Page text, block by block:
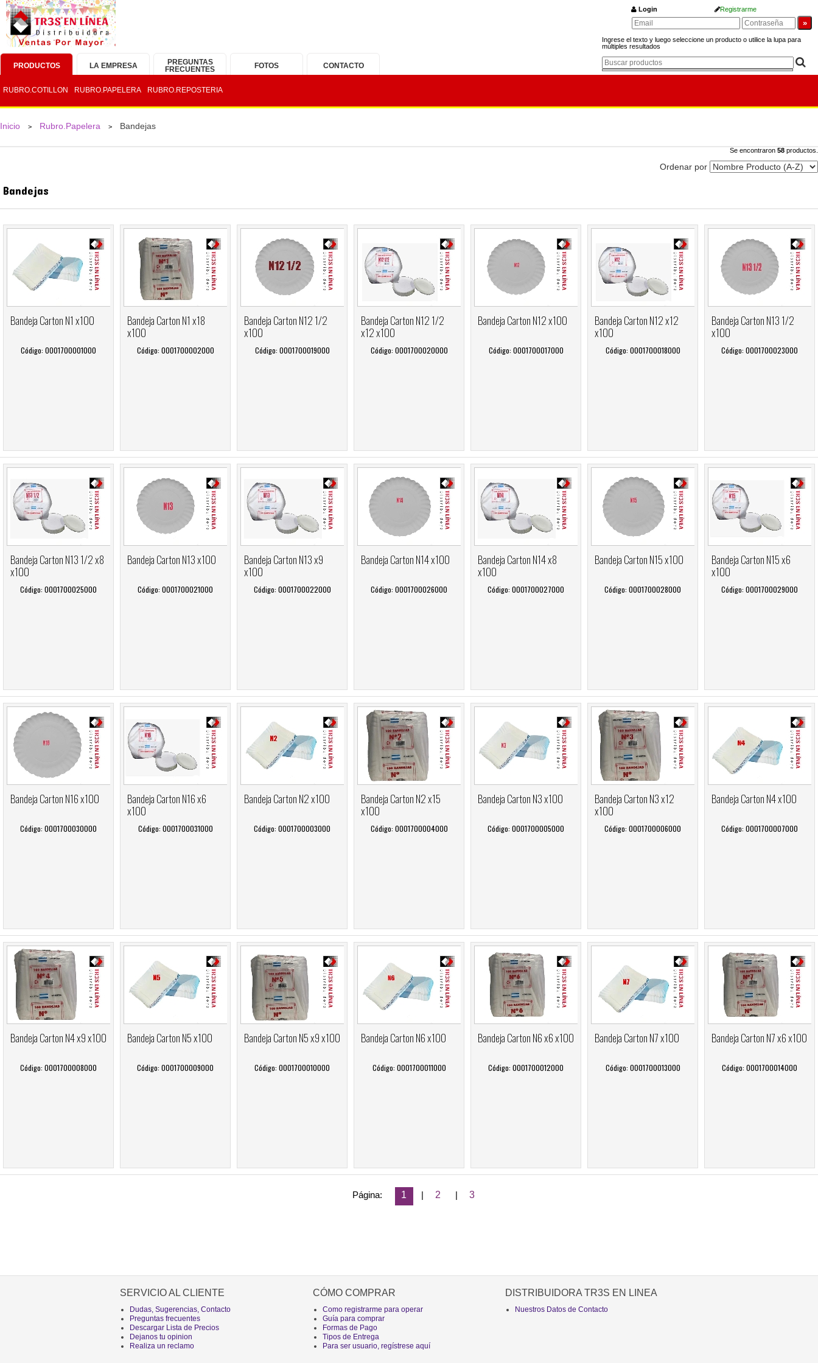
PRODUCTOS LA EMPRESA
PREGUNTAS
FRECUENTES
FOTOS CONTACTO
RUBRO.COTILLON RUBRO.PAPELERA RUBRO.REPOSTERIA
Ingrese el texto y luego seleccione un producto o utilice la lupa para
múltiples resultados
Login Registrarme
Inicio > Rubro.Papelera > Bandejas
Se encontraron 58 productos.
Ordenar por
Bandejas
Bandeja Carton N1 x100
Código: 0001700001000
Bandeja Carton N1 x18
x100
Código: 0001700002000
Bandeja Carton N12 1/2
x100
Código: 0001700019000
Bandeja Carton N12 1/2
x12 x100
Código: 0001700020000
Bandeja Carton N12 x100
Código: 0001700017000
Bandeja Carton N12 x12
x100
Código: 0001700018000
Bandeja Carton N13 1/2
x100
Código: 0001700023000
Bandeja Carton N13 1/2 x8
x100
Código: 0001700025000
Bandeja Carton N13 x100
Código: 0001700021000
Bandeja Carton N13 x9
x100
Código: 0001700022000
Bandeja Carton N14 x100
Código: 0001700026000
Bandeja Carton N14 x8
x100
Código: 0001700027000
Bandeja Carton N15 x100
Código: 0001700028000
Bandeja Carton N15 x6
x100
Código: 0001700029000
Bandeja Carton N16 x100
Código: 0001700030000
Bandeja Carton N16 x6
x100
Código: 0001700031000
Bandeja Carton N2 x100
Código: 0001700003000
Bandeja Carton N2 x15
x100
Código: 0001700004000
Bandeja Carton N3 x100
Código: 0001700005000
Bandeja Carton N3 x12
x100
Código: 0001700006000
Bandeja Carton N4 x100
Código: 0001700007000
Bandeja Carton N4 x9 x100
Código: 0001700008000
Bandeja Carton N5 x100
Código: 0001700009000
Bandeja Carton N5 x9 x100
Código: 0001700010000
Bandeja Carton N6 x100
Código: 0001700011000
Bandeja Carton N6 x6 x100
Código: 0001700012000
Bandeja Carton N7 x100
Código: 0001700013000
Bandeja Carton N7 x6 x100
Código: 0001700014000
Página: 1 | 2 | 3
SERVICIO AL CLIENTE
Dudas, Sugerencias, Contacto
Preguntas frecuentes
Descargar Lista de Precios
Dejanos tu opinion
Realiza un reclamo
CÓMO COMPRAR
Como registrarme para operar
Guía para comprar
Formas de Pago
Tipos de Entrega
Para ser usuario, regístrese aquí
DISTRIBUIDORA TR3S EN LINEA
Nuestros Datos de Contacto